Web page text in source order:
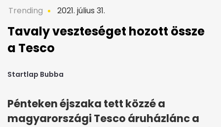
Trending 2021. július 31.
Tavaly veszteséget hozott össze
a Tesco
Startlap Bubba
Pénteken éjszaka tett közzé a
magyarországi Tesco áruházlánc a